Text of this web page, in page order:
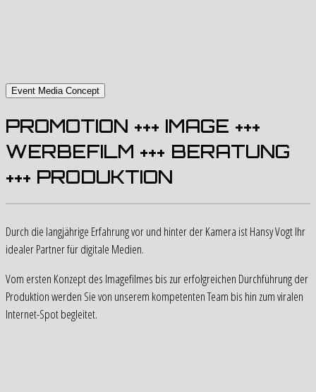
Event Media Concept
PROMOTION +++ IMAGE +++
WERBEFILM +++ BERATUNG
+++ PRODUKTION
Durch die langjährige Erfahrung vor und hinter der Kamera ist Hansy Vogt Ihr
idealer Partner für digitale Medien.
Vom ersten Konzept des Imagefilmes bis zur erfolgreichen Durchführung der
Produktion werden Sie von unserem kompetenten Team bis hin zum viralen
Internet-Spot begleitet.